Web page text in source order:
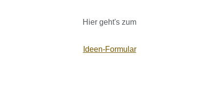
Hier geht's zum
Ideen-Formular